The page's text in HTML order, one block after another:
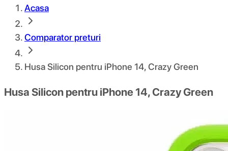
Acasa
Comparator preturi
Husa Silicon pentru iPhone 14, Crazy Green
Husa Silicon pentru iPhone 14, Crazy Green